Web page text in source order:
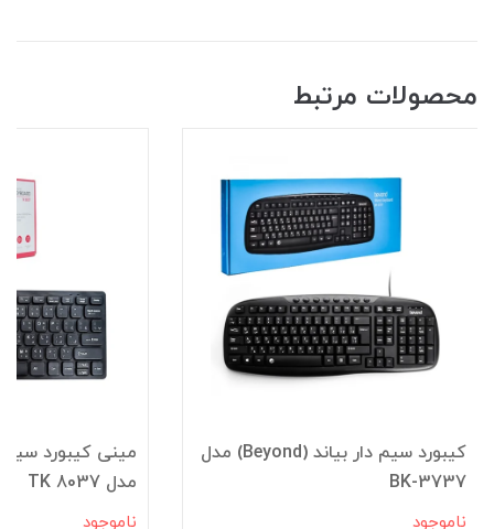
محصولات مرتبط
کیبورد سیم دار بیاند (Beyond) مدل
BK-3737
ناموجود
مدل TK 8037
ناموجود